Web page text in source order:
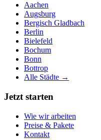
Aachen
Augsburg
Bergisch Gladbach
Berlin
Bielefeld
Bochum
Bonn
Bottrop
Alle Städte →
Jetzt starten
Wie wir arbeiten
Preise & Pakete
Kontakt